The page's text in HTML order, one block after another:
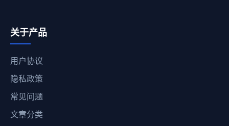
关于产品
用户协议
隐私政策
常见问题
文章分类